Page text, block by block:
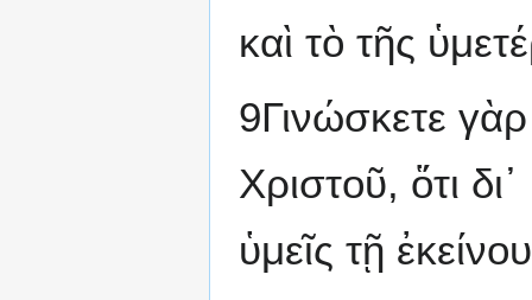
καὶ τὸ τῆς
9Γινώσκετε
Χριστοῦ, ὅτι
ὑμεῖς τῇ